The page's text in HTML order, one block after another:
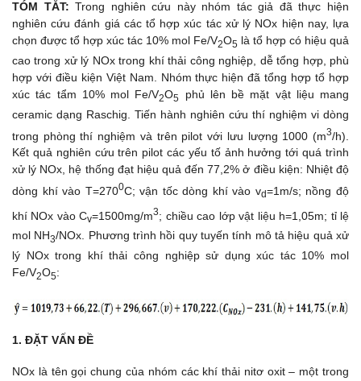
TÓM TẮT:Trong nghiên cứu này nhóm tác giả đã thực hiện
nghiên cứu đánh giá các tổ hợp xúc tác xử lý NOx hiện nay, lựa
chọn được tổ hợp xúc tác 10% mol Fe/V2O5 là tổ hợp có hiệu quả
cao trong xử lý NOx trong khí thải công nghiệp, dễ tổng hợp, phù
hợp với điều kiện Việt Nam. Nhóm thực hiện đã tổng hợp tổ hợp
xúc tác tẩm 10% mol Fe/V2O5
phủ lên bề mặt vật liệu mang
ceramic dạng Raschig. Tiến hành nghiên cứu thí nghiệm vi dòng
trong phòng thí nghiệm và trên pilot với lưu lượng 1000 (m3/h).
Kết quả nghiên cứu trên pilot các yếu tố ảnh hưởng tới quá trình
xử lý NOx, hệ thống đạt hiệu quả đến 77,2% ở điều kiện: Nhiệt độ
dòng khí vào T=2700C; vận tốc dòng khí vào vd=1m/s; nồng độ
khí NOx vào Cv=1500mg/m3; chiều cao lớp vật liệu h=1,05m; tỉ lệ
mol NH3/NOx. Phương trình hồi quy tuyến tính mô tả hiệu quả xử
lý NOx trong khí thải công nghiệp sử dụng xúc tác 10% mol
Fe/V2O5:
1. ĐẶT VẤN ĐỀ
NOx là tên gọi chung của nhóm các khí thải nitơ oxit – một trong